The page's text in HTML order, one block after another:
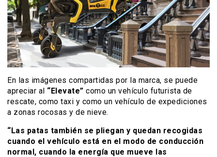
En las imágenes compartidas por la marca, se puede
apreciar al “Elevate” como un vehículo futurista de
rescate, como taxi y como un vehículo de expediciones
a zonas rocosas y de nieve.
“Las patas también se pliegan y quedan recogidas
cuando el vehículo está en el modo de conducción
normal, cuando la energía que mueve las